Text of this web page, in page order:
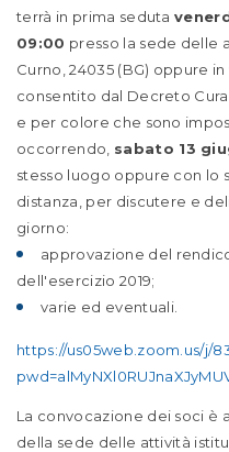
terrà in prima seduta
09:00 presso la sede delle
Curno, 24035 (BG) oppure
consentito dal Decreto
e per colore che sono
occorrendo, sabato 13
stesso luogo oppure con lo
distanza, per discutere e
giorno:
approvazione del
dell'esercizio 2019;
varie ed eventuali.
https://us05web.zoom.us/j/
La convocazione dei soci è
della sede delle attività